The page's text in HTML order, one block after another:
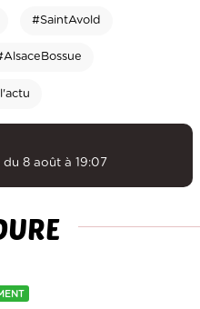
#SaintAvold
8 août à 19:07